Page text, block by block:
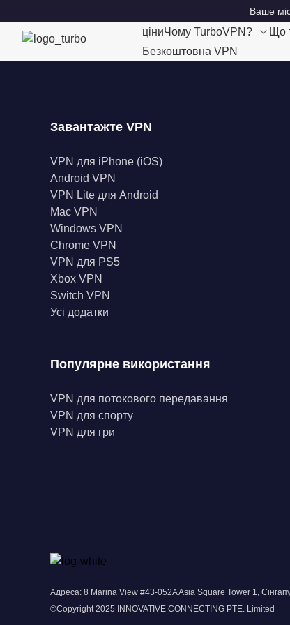
Ваше
ціниЧому TurboVPN? Що
Безкоштовна VPN
Завантажте VPN
VPN для iPhone (iOS)
Android VPN
VPN Lite для Android
Mac VPN
Windows VPN
Chrome VPN
VPN для PS5
Xbox VPN
Switch VPN
Усі додатки
Популярне використання
VPN для потокового передавання
VPN для спорту
VPN для гри
Адреса: 8 Marina View #43-052A Asia Square Tower 1,
©Copyright 2025 INNOVATIVE CONNECTING PTE. Limited